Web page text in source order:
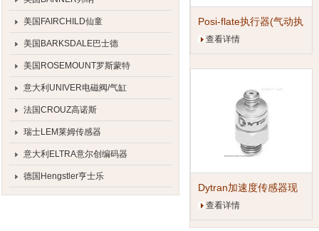
美国FAIRCHILD仙童
美国BARKSDALE巴士德
美国ROSEMOUNT罗斯蒙特
意大利UNIVER电磁阀/气缸
法国CROUZ高诺斯
瑞士LEM莱姆传感器
意大利ELTRA意尔创编码器
德国Hengstler亨士乐
Posi-flate执行器(气动执
行器)
查看详情
Dytran加速度传感器现
货查看详情